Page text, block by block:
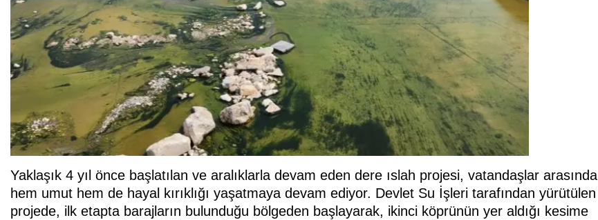
Yaklaşık 4 yıl önce başlatılan ve aralıklarla devam eden dere ıslah projesi, vatandaşlar arasında
hem umut hem de hayal kırıklığı yaşatmaya devam ediyor. Devlet Su İşleri tarafından yürütülen
projede, ilk etapta barajların bulunduğu bölgeden başlayarak, ikinci köprünün yer aldığı kesime